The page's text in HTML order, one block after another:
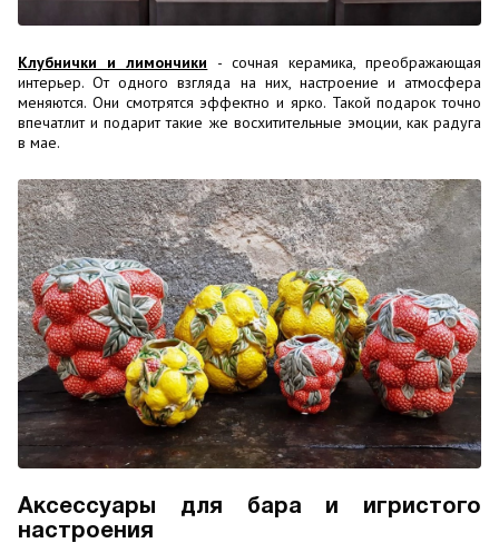
Клубнички и лимончики - сочная керамика, преображающая
интерьер. От одного взгляда на них, настроение и атмосфера
меняются. Они смотрятся эффектно и ярко. Такой подарок точно
впечатлит и подарит такие же восхитительные эмоции, как радуга
в мае.
Аксессуары для бара и игристого
настроения